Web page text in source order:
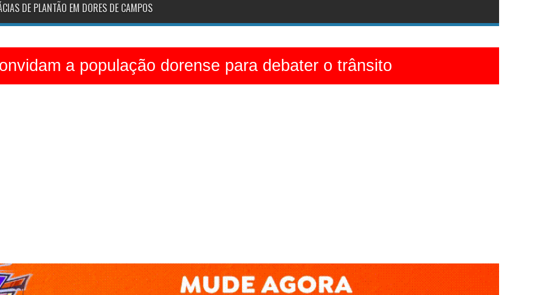
DE PLANTÃO EM DORES DE CAMPOS
a população dorense para debater o trânsito